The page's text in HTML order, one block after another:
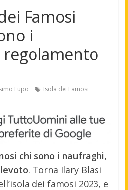
Famosi
i
Lupo Isola dei Famosi
chi sono i naufraghi,
. Torna Ilary Blasi
dei famosi 2023, e